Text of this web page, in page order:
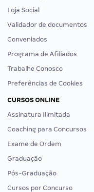
Loja Social
Validador de documentos
Conveniados
Programa de Afiliados
Trabalhe Conosco
Preferências de Cookies
CURSOS ONLINE
Assinatura Ilimitada
Coaching para Concursos
Exame de Ordem
Graduação
Pós-Graduação
Cursos por Concurso